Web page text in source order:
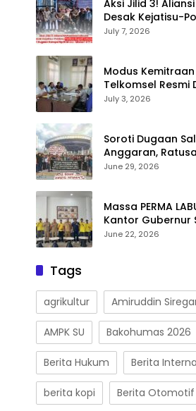
Aksi Jilid 3!
Desak Kejatisu-
Bupati Labusel
July 7, 2026
Modus
Telkomsel Resmi
KPPU Sumut
July 3, 2026
Soroti Dugaan
Anggaran,
Labusel Geruduk
June 29, 2026
Massa PERMA
Kantor Gubernur
Hibah Polres Rp
June 22, 2026
Tags
agrikultur Amiruddin
AMPK SU Bakohumas 2026
Berita Hukum Berita
berita kopi Berita Otomotif